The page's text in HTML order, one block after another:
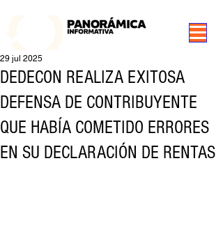
DEDECON REALIZA EXITOSA
DEFENSA DE CONTRIBUYENTE
QUE HABÍA COMETIDO ERRORES
EN SU DECLARACIÓN DE RENTAS
29 jul 2025